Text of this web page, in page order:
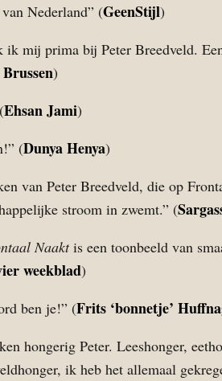
Nederland” (GeenStijl)
ik mij prima bij Peter Breedveld.
)
Ehsan Jami)
(Dunya Henya)
van Peter Breedveld, die op
stroom in zwemt.” (
Naaktis een toonbeeld van
weekblad)
ben je!” (Frits ‘bonnetje’
hongerig Peter. Leeshonger,
ik heb het allemaal